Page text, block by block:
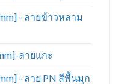
- ลายข้าวหลาม
ลายแกะ
- ลาย PN สีพื้นมุก